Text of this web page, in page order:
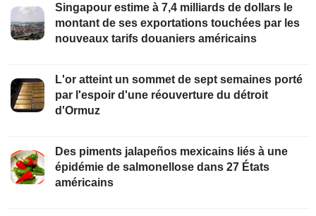
Singapour estime à 7,4 milliards de dollars le
montant de ses exportations touchées par les
nouveaux tarifs douaniers américains
L'or atteint un sommet de sept semaines porté
par l'espoir d'une réouverture du détroit
d'Ormuz
Des piments jalapeños mexicains liés à une
épidémie de salmonellose dans 27 États
américains